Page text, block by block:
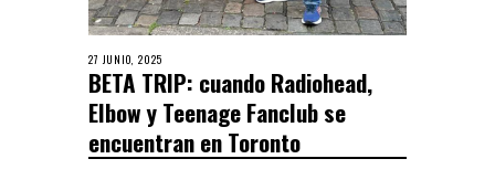
27 JUNIO, 2025
BETA TRIP: cuando Radiohead,
Elbow y Teenage Fanclub se
encuentran en Toronto